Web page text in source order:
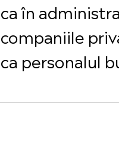
ca în
companiile
ca personalul